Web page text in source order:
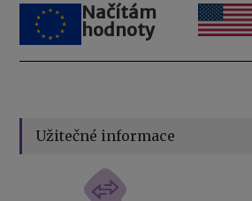
Načítám
hodnoty
Užitečné informace